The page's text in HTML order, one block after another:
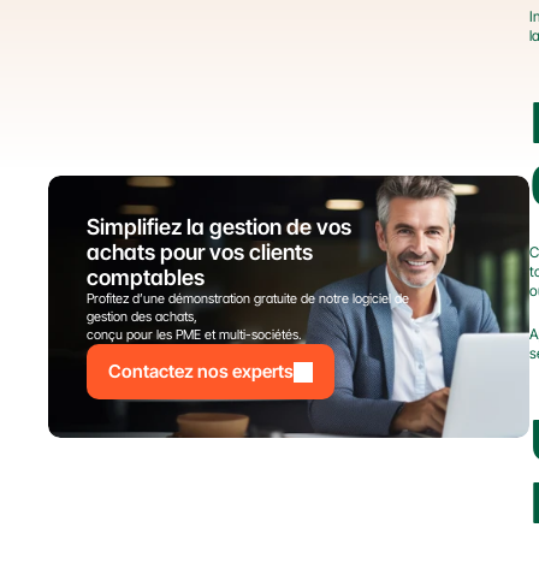
Simplifiez la gestion de vos
achats pour vos clients
comptables
Profitez d’une démonstration gratuite de notre logiciel de
gestion des achats,
conçu pour les PME et multi-sociétés.
Contactez nos experts